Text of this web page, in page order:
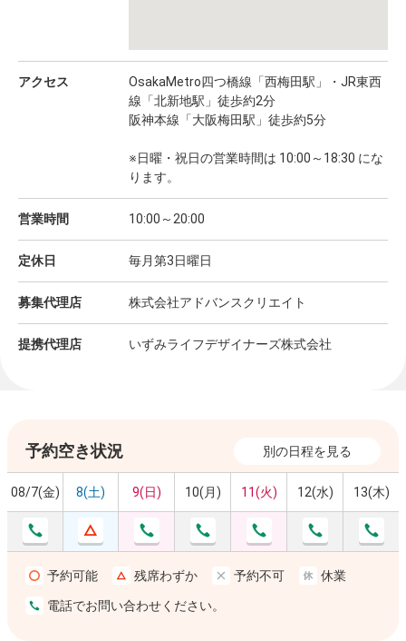
アクセス
OsakaMetro四つ橋線「西梅田駅」・JR東西
線「北新地駅」徒歩約2分
阪神本線「大阪梅田駅」徒歩約5分
※日曜・祝日の営業時間は 10:00～18:30 にな
ります。
営業時間 10:00～20:00
定休日 毎月第3日曜日
募集代理店 株式会社アドバンスクリエイト
提携代理店 いずみライフデザイナーズ株式会社
予約空き状況 別の日程を見る
08/7(金) 8(土) 9(日) 10(月) 11(火) 12(水) 13(木)
予約可能 残席わずか 予約不可 休業
電話でお問い合わせください。